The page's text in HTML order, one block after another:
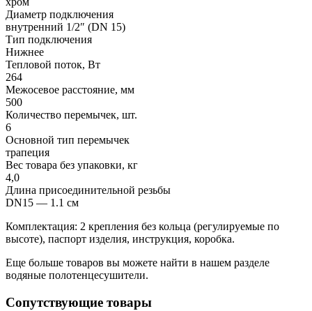
Диаметр подключения
внутренний 1/2″ (DN 15)
Тип подключения
Нижнее
Тепловой поток, Вт
264
Межосевое расстояние, мм
500
Количество перемычек, шт.
6
Основной тип перемычек
трапеция
Вес товара без упаковки, кг
4,0
Длина присоединительной резьбы
DN15 — 1.1 см
Комплектация: 2 крепления без кольца (регулируемые по
высоте), паспорт изделия, инструкция, коробка.
Еще больше товаров вы можете найти в нашем разделе
водяные полотенцесушители.
Сопутствующие товары